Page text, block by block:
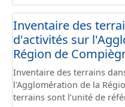
données contient le
Région de Compiègne, situé sur les communes de
Compiègne, de Margny-
de Compiègne et de la
numérisé conformément
du CNIG et contient les
de présentation, le PADD,
graphiques, les annexes,
géographiques. Malgré l'attention portée à la création
de ces données, il est
Inventaire des
d'activités sur
Région de
Inventaire des terrains
l'Agglomération de la
terrains sont l’unité de